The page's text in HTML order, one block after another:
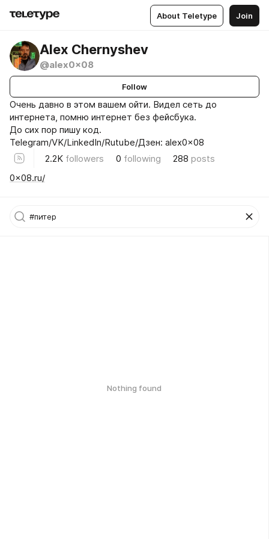
About Teletype Join
Alex Chernyshev
@alex0x08
Follow
Очень давно в этом вашем ойти. Видел сеть до
интернета, помню интернет без фейсбука.
До сих пор пишу код.
Telegram/VK/LinkedIn/Rutube/Дзен: alex0x08
2.2K followers 0 following 288 posts
0x08.ru/
Nothing found